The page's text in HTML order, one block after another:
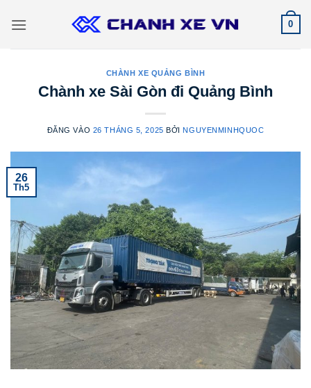
qua
0
CHÀNH XE QUẢNG BÌNH
Chành xe Sài Gòn đi Quảng Bình
ĐĂNG VÀO 26 THÁNG 5, 2025 BỞINGUYENMINHQUOC
26
Th5